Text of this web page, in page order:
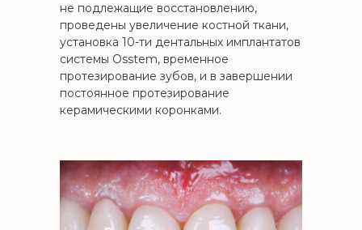
не подлежащие восстановлению,
проведены увеличение костной ткани,
установка 10-ти дентальных имплантатов
системы Osstem, временное
протезирование зубов, и в завершении
постоянное протезирование
керамическими коронками.